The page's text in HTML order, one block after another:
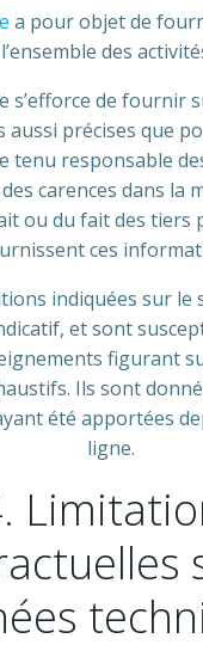
a pour objet de
des
s’efforce de fournir
précises que
tenu responsable
carences dans la
ou du fait des tiers
ces
indiquées sur le
et sont
figurant
Ils sont
été apportées
ligne.